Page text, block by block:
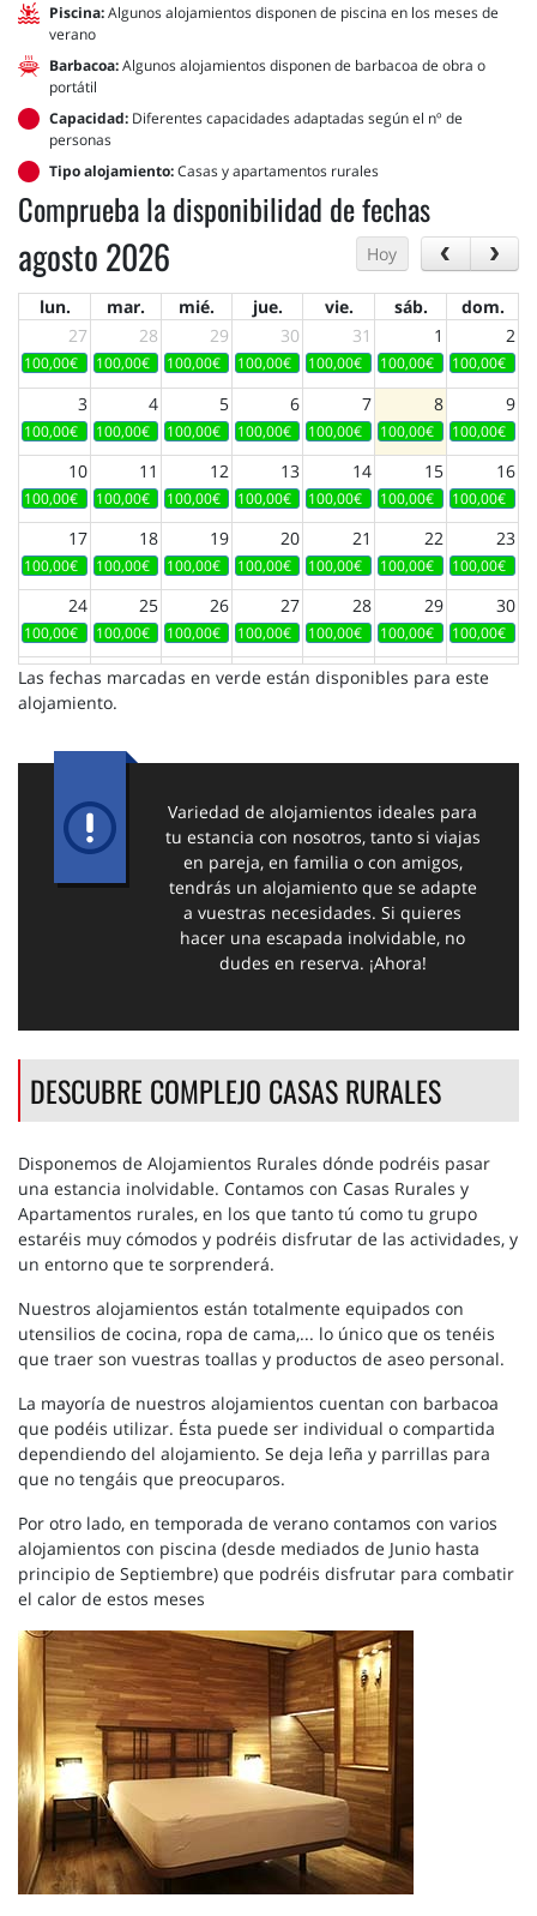
Piscina:Algunos alojamientos disponen de piscina en los meses de
verano
Barbacoa:Algunos alojamientos disponen de barbacoa de obra o
portátil
Capacidad: Diferentes capacidades adaptadas según el nº de
personas
Tipo alojamiento:Casas y apartamentos rurales
Comprueba la disponibilidad de fechas
agosto 2026 Hoy
lun. mar. mié. jue. vie. sáb.
dom.
27
28 29 30 31 1 2
100,00€ 100,00€ 100,00€ 100,00€ 100,00€ 100,00€ 100,00€
3 4 5 6 7 8 9
100,00€ 100,00€ 100,00€ 100,00€ 100,00€ 100,00€ 100,00€
10 11 12 13 14 15 16
100,00€ 100,00€ 100,00€ 100,00€ 100,00€ 100,00€ 100,00€
17 18 19 20 21 22 23
100,00€ 100,00€ 100,00€ 100,00€ 100,00€ 100,00€ 100,00€
24 25 26 27 28 29 30
100,00€ 100,00€ 100,00€ 100,00€ 100,00€ 100,00€ 100,00€
31 1 2 3 4 5 6
100,00€ 100,00€
Las fechas marcadas en verde están disponibles para este
alojamiento.
Variedad de alojamientos ideales para
tu estancia con nosotros, tanto si viajas
en pareja, en familia o con amigos,
tendrás un alojamiento que se adapte
a vuestras necesidades. Si quieres
hacer una escapada inolvidable, no
dudes en reserva. ¡Ahora!
DESCUBRE COMPLEJO CASAS RURALES
Disponemos de Alojamientos Rurales dónde podréis pasar
una estancia inolvidable. Contamos con Casas Rurales y
Apartamentos rurales, en los que tanto tú como tu grupo
estaréis muy cómodos y podréis disfrutar de las actividades, y
un entorno que te sorprenderá.
Nuestros alojamientos están totalmente equipados con
utensilios de cocina, ropa de cama,... lo único que os tenéis
que traer son vuestras toallas y productos de aseo personal.
La mayoría de nuestros alojamientos cuentan con barbacoa
que podéis utilizar. Ésta puede ser individual o compartida
dependiendo del alojamiento. Se deja leña y parrillas para
que no tengáis que preocuparos.
Por otro lado, en temporada de verano contamos con varios
alojamientos con piscina (desde mediados de Junio hasta
principio de Septiembre) que podréis disfrutar para combatir
el calor de estos meses